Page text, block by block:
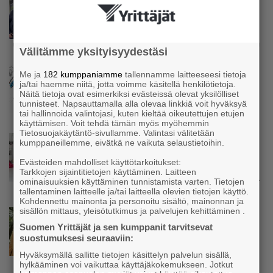
Parikkalassa toimii yhä liike, jollainen alkaa
olla muualla harvinaisuus – Yrittäjä Hilkka
omansa
Uutinen
Nämä yritykset nousivat AAA-luokkaan –
Katso lista
Uutinen
syömishäiriöstä selvinnyt Mira Rinne: ”Kun
olen katsonut useasti kuolemaa silmiin, olen
oppinut kestämään myös yrittäjyyteen
kuuluvaa epävarmuutta”
Uutinen
Siivousyrittäjän työntekijä joutuu
matkustamaan yli 300 kilometriä
suorittaakseen ajokortin – ”Ei aja syrjäseudun
etua”
Välitämme yksityisyydestäsi
Me ja 182 kumppaniamme tallennamme laitteeseesi tietoja
ja/tai haemme niitä, jotta voimme käsitellä henkilötietoja.
Näitä tietoja ovat esimerkiksi evästeissä olevat yksilölliset
tunnisteet. Napsauttamalla alla olevaa linkkiä voit hyväksyä
tai hallinnoida valintojasi, kuten kieltää oikeutettujen etujen
käyttämisen. Voit tehdä tämän myös myöhemmin
Tietosuojakäytäntö-sivullamme. Valintasi välitetään
kumppaneillemme, eivätkä ne vaikuta selaustietoihin.
Evästeiden mahdolliset käyttötarkoitukset:
Tarkkojen sijaintitietojen käyttäminen. Laitteen
ominaisuuksien käyttäminen tunnistamista varten. Tietojen
tallentaminen laitteelle ja/tai laitteella olevien tietojen käyttö.
Kohdennettu mainonta ja personoitu sisältö, mainonnan ja
sisällön mittaus, yleisötutkimus ja palvelujen kehittäminen .
Suomen Yrittäjät ja sen kumppanit tarvitsevat
suostumuksesi seuraaviin:
Hyväksymällä sallitte tietojen käsittelyn palvelun sisällä,
hylkääminen voi vaikuttaa käyttäjäkokemukseen. Jotkut